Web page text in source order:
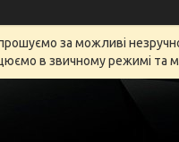
за можливі
в звичному режимі та